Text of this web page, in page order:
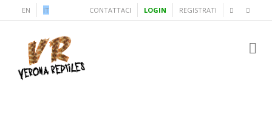
EN IT CONTATTACI LOGIN REGISTRATI